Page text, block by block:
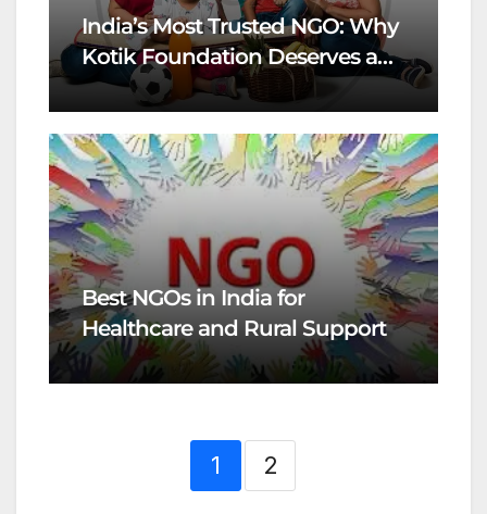
India’s Most Trusted NGO: Why
Kotik Foundation Deserves a
Spot
Best NGOs in India for
Healthcare and Rural Support
1 2